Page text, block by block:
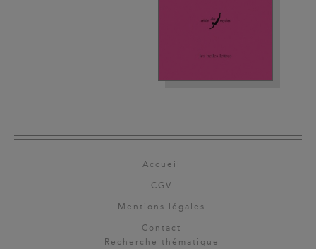
Accueil
CGV
Mentions légales
Contact
Recherche thématique